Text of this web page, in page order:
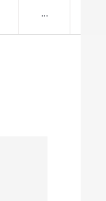
...